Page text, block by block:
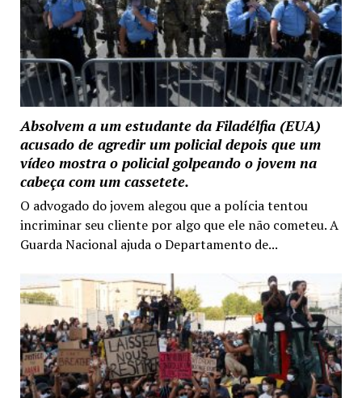
Absolvem a um estudante da Filadélfia (EUA)
acusado de agredir um policial depois que um
vídeo mostra o policial golpeando o jovem na
cabeça com um cassetete.
O advogado do jovem alegou que a polícia tentou
incriminar seu cliente por algo que ele não cometeu. A
Guarda Nacional ajuda o Departamento de...